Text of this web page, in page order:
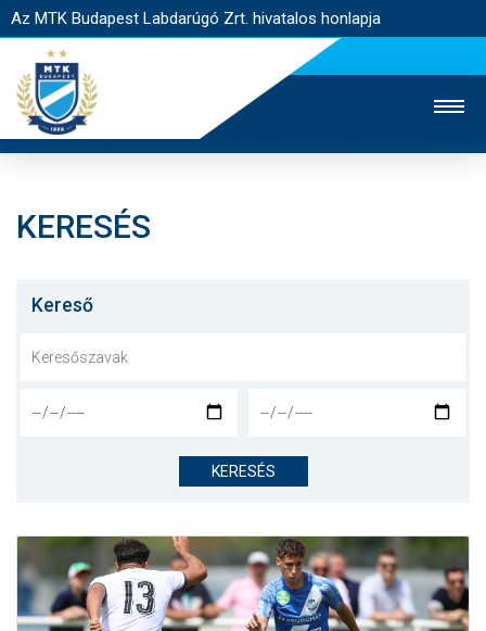
Az MTK Budapest Labdarúgó Zrt. hivatalos honlapja
JEGYÉRTÉKESÍTÉS
NYITÓLAP
CSAPATOK
KLUB
GALÉRIA
KERESÉS
Kereső
KERESÉS